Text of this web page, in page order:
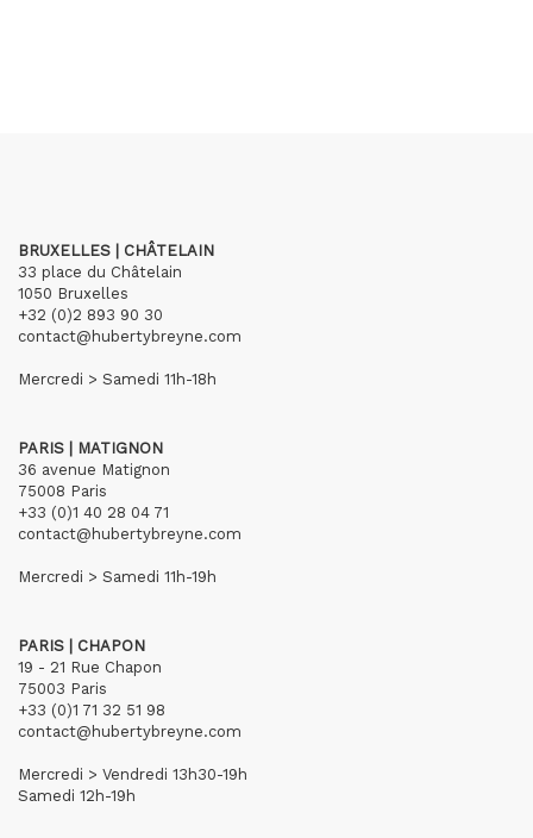
BRUXELLES | CHÂTELAIN
33 place du Châtelain
1050 Bruxelles
+32 (0)2 893 90 30
contact@hubertybreyne.com
Mercredi > Samedi 11h-18h
PARIS | MATIGNON
36 avenue Matignon
75008 Paris
+33 (0)1 40 28 04 71
contact@hubertybreyne.com
Mercredi > Samedi 11h-19h
PARIS | CHAPON
19 - 21 Rue Chapon
75003 Paris
+33 (0)1 71 32 51 98
contact@hubertybreyne.com
Mercredi > Vendredi 13h30-19h
Samedi 12h-19h